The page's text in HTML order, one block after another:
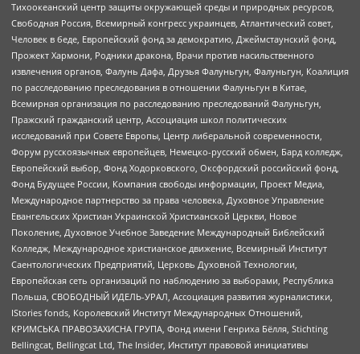
Тихоокеанский центр защиты окружающей среды и природных ресурсов,
Свободная Россия, Всемирный конгресс украинцев, Атлантический совет,
Человек в беде, Европейский фонд за демократию, Джеймстаунский фонд,
Прожект Хармони, Родники дракона, Врачи против насильственного
извлечения органов, Фалунь Дафа, Друзья Фалуньгун, Фалуньгун, Коалиция
по расследованию преследования в отношении Фалуньгун в Китае,
Всемирная организация по расследованию преследований Фалуньгун,
Пражский гражданский центр, Ассоциация школ политических
исследований при Совете Европы, Центр либеральной современности,
Форум русскоязычных европейцев, Немецко-русский обмен, Бард колледж,
Европейский выбор, Фонд Ходорковского, Оксфордский российский фонд,
Фонд Будущее России, Компания свободы информации, Проект Медиа,
Международное партнерство за права человека, Духовное Управление
Евангельских Христиан Украинской Христианской Церкви, Новое
Поколение, Духовное Учебное Заведение Международный Библейский
Колледж, Международное христианское движение, Всемирный Институт
Саентологических Предприятий, Церковь Духовной Технологии,
Европейская сеть организаций по наблюдению за выборами, Республика
Польша, СВОБОДНЫЙ ИДЕЛЬ-УРАЛ, Ассоциация развития журналистики,
IStories fonds, Королевский Институт Международных Отношений,
КРИМСЬКА ПРАВОЗАХИСНА ГРУПА, Фонд имени Генриха Бёлля, Stichting
Bellingcat, Bellingcat Ltd, The Insider, Институт правовой инициативы